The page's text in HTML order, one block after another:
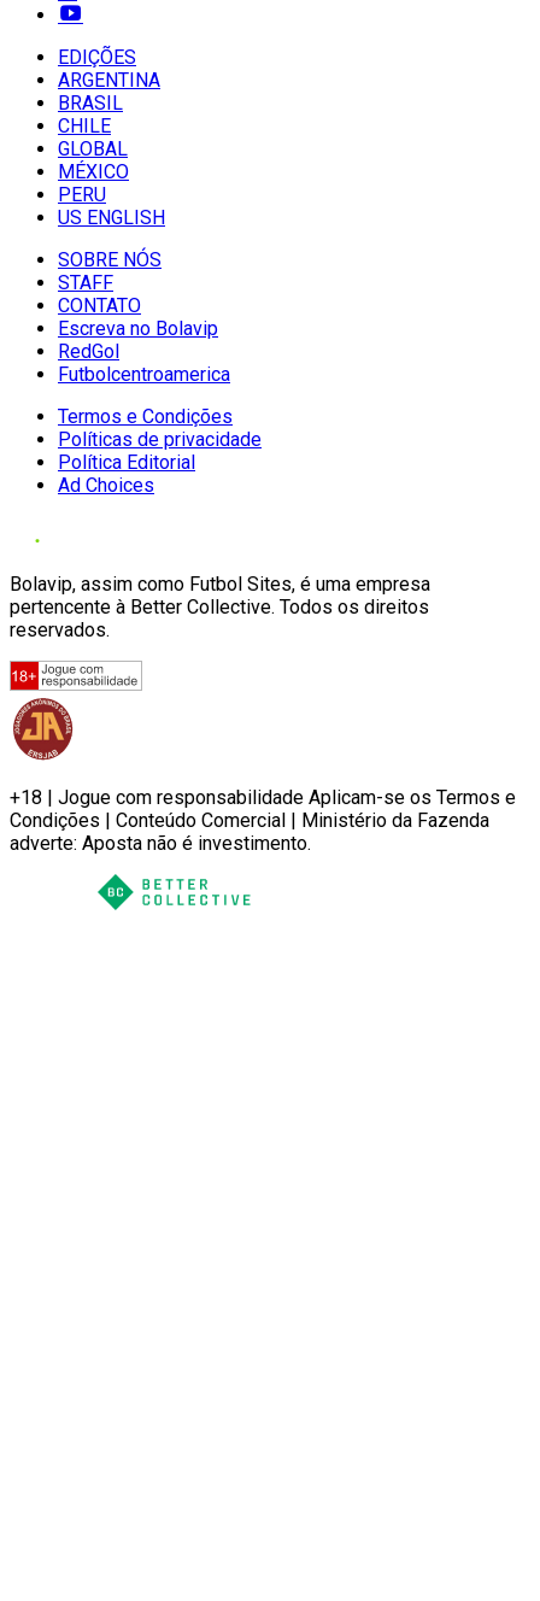
EDIÇÕES
ARGENTINA
BRASIL
CHILE
GLOBAL
MÉXICO
PERU
US ENGLISH
SOBRE NÓS
STAFF
CONTATO
Escreva no Bolavip
RedGol
Futbolcentroamerica
Termos e Condições
Políticas de privacidade
Política Editorial
Ad Choices
Bolavip, assim como Futbol Sites, é uma empresa
pertencente à Better Collective. Todos os direitos
reservados.
+18 | Jogue com responsabilidade Aplicam-se os Termos e
Condições | Conteúdo Comercial | Ministério da Fazenda
adverte: Aposta não é investimento.